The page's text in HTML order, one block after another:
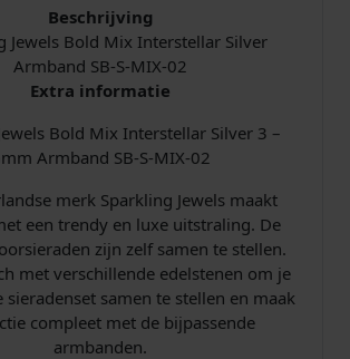
t
e
t
e
l
a
r
S
i
l
Beschrijving
Jewels Bold Mix Interstellar Silver
Armband SB-S-MIX-02
Extra informatie
Bold Mix Interstellar Silver 3 –
Armband SB-S-MIX-02
merk Sparkling Jewels maakt
een trendy en luxe uitstraling. De
zijn zelf samen te stellen.
met verschillende edelstenen om je
sieradenset samen te stellen en maak
compleet met de bijpassende
armbanden.